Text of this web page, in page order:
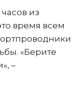
из
время всем
«Берите
–